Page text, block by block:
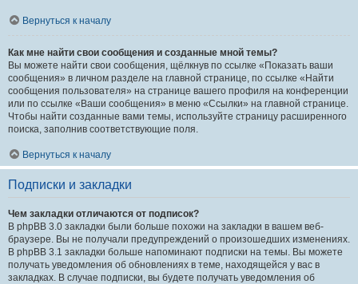
Вернуться к началу
Как мне найти свои сообщения и созданные мной темы?
Вы можете найти свои сообщения, щёлкнув по ссылке «Показать ваши
сообщения» в личном разделе на главной странице, по ссылке «Найти
сообщения пользователя» на странице вашего профиля на конференции
или по ссылке «Ваши сообщения» в меню «Ссылки» на главной странице.
Чтобы найти созданные вами темы, используйте страницу расширенного
поиска, заполнив соответствующие поля.
Вернуться к началу
Подписки и закладки
Чем закладки отличаются от подписок?
В phpBB 3.0 закладки были больше похожи на закладки в вашем веб-
браузере. Вы не получали предупреждений о произошедших изменениях.
В phpBB 3.1 закладки больше напоминают подписки на темы. Вы можете
получать уведомления об обновлениях в теме, находящейся у вас в
закладках. В случае подписки, вы будете получать уведомления об